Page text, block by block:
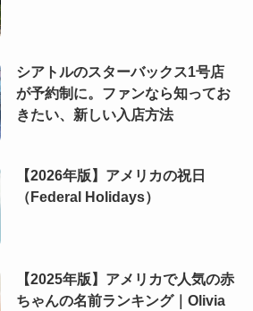
シアトルのスターバックス1号店
が予約制に。ファンなら知ってお
きたい、新しい入店方法
【2026年版】アメリカの祝日
（Federal Holidays）
【2025年版】アメリカで人気の赤
ちゃんの名前ランキング｜Olivia